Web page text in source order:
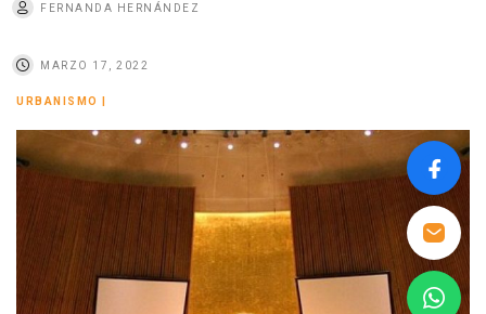
FERNANDA HERNÁNDEZ
MARZO 17, 2022
URBANISMO